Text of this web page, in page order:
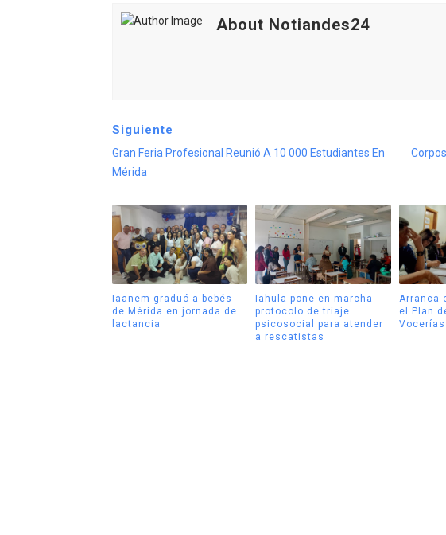
About Notiandes24
Siguiente
Gran Feria Profesional Reunió A 10 000 Estudiantes En
Mérida
Iaanem graduó a bebés
de Mérida en jornada de
lactancia
Iahula pone en marcha
protocolo de triaje
psicosocial para atender
a rescatistas
Arranca
el Plan